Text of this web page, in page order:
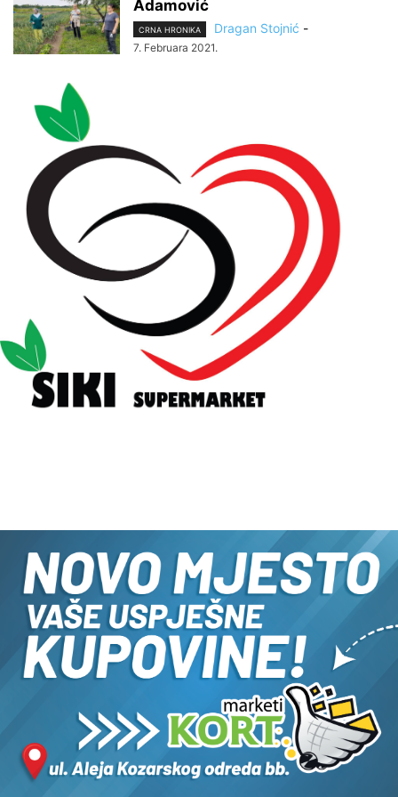
Adamović
CRNA HRONIKA Dragan Stojnić -
7. Februara 2021.